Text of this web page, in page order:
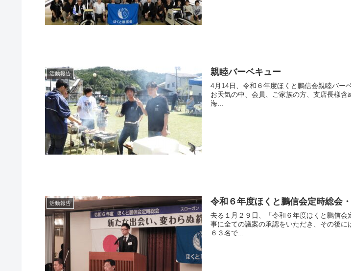
活動報告 親睦バーベキュー
4月14日、令和６年度ほくと鵬信会親睦バー
お天気の中、会員、ご家族の方、支店長様
海...
活動報告 令和６年度ほくと鵬信会定時総会
去る１月２９日、「令和６年度ほくと鵬信
事に全ての議案の承認をいただき、その後
６３名で...